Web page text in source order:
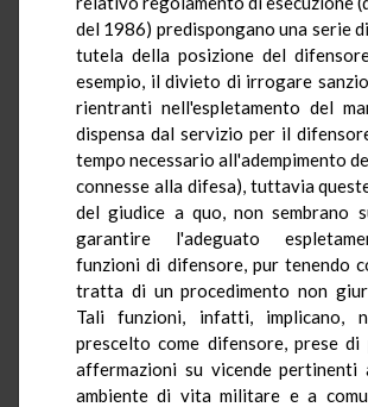
del 1986) predispongano una serie
tutela della posizione del
esempio, il divieto di irrogare
rientranti nell'espletamento del
dispensa dal servizio per il
tempo necessario all'adempimento
connesse alla difesa), tuttavia
del giudice a quo, non sembrano
garantire l'adeguato
funzioni di difensore, pur tenendo
tratta di un procedimento non
Tali funzioni, infatti, implicano,
prescelto come difensore, prese di
affermazioni su vicende pertinenti
ambiente di vita militare e a